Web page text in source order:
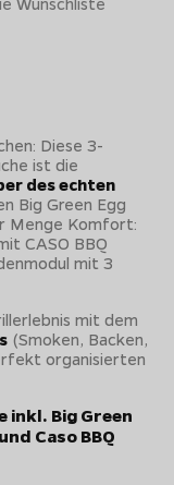
Diese 3-
ist die
des echten
Big Green Egg
Menge Komfort:
CASO BBQ
mit 3
mit dem
(Smoken, Backen,
organisierten
inkl. Big Green
Caso BBQ